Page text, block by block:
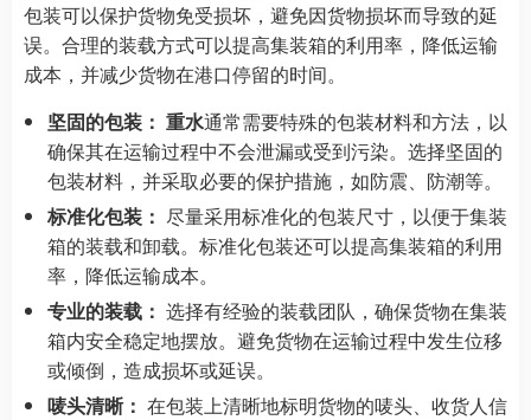
包装可以保护货物免受损坏，避免因货物损坏而导致的延
误。合理的装载方式可以提高集装箱的利用率，降低运输
成本，并减少货物在港口停留的时间。
坚固的包装： 重水通常需要特殊的包装材料和方法，以
确保其在运输过程中不会泄漏或受到污染。选择坚固的
包装材料，并采取必要的保护措施，如防震、防潮等。
标准化包装： 尽量采用标准化的包装尺寸，以便于集装
箱的装载和卸载。标准化包装还可以提高集装箱的利用
率，降低运输成本。
专业的装载： 选择有经验的装载团队，确保货物在集装
箱内安全稳定地摆放。避免货物在运输过程中发生位移
或倾倒，造成损坏或延误。
唛头清晰： 在包装上清晰地标明货物的唛头、收货人信